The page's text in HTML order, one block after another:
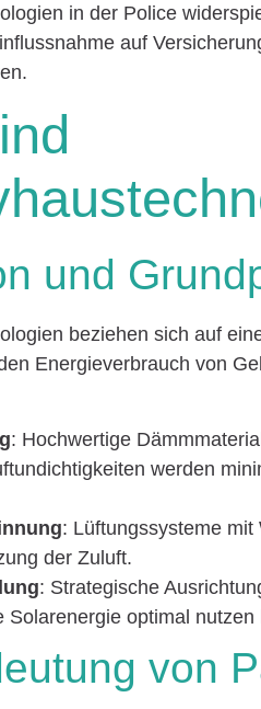
in der Police
auf
und
beziehen sich auf
Energieverbrauch von
: Hochwertige
werden
: Lüftungssysteme
der Zuluft.
: Strategische
Solarenergie optimal nutzen
von